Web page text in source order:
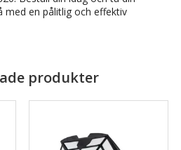
med en pålitlig och effektiv
produkter